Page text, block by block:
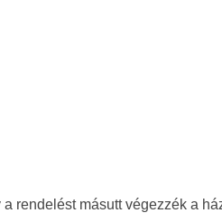
rendelést másutt végezzék a